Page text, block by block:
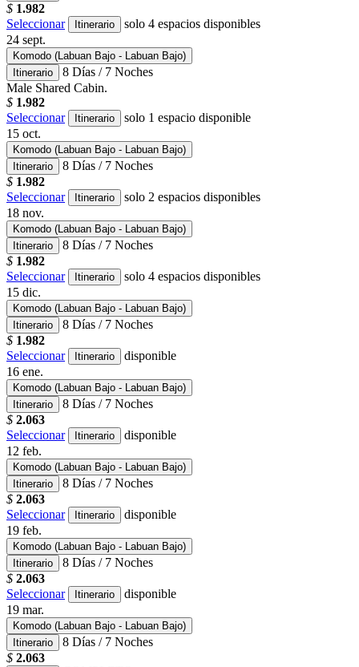
$ 1.982
Seleccionar
Itinerario
solo 4 espacios disponibles
24 sept.
Komodo (Labuan Bajo - Labuan Bajo)
Itinerario
8 Días / 7 Noches
Male Shared Cabin.
$ 1.982
Seleccionar
Itinerario
solo 1 espacio disponible
15 oct.
Komodo (Labuan Bajo - Labuan Bajo)
Itinerario
8 Días / 7 Noches
$ 1.982
Seleccionar
Itinerario
solo 2 espacios disponibles
18 nov.
Komodo (Labuan Bajo - Labuan Bajo)
Itinerario
8 Días / 7 Noches
$ 1.982
Seleccionar
Itinerario
solo 4 espacios disponibles
15 dic.
Komodo (Labuan Bajo - Labuan Bajo)
Itinerario
8 Días / 7 Noches
$ 1.982
Seleccionar
Itinerario
disponible
16 ene.
Komodo (Labuan Bajo - Labuan Bajo)
Itinerario
8 Días / 7 Noches
$ 2.063
Seleccionar
Itinerario
disponible
12 feb.
Komodo (Labuan Bajo - Labuan Bajo)
Itinerario
8 Días / 7 Noches
$ 2.063
Seleccionar
Itinerario
disponible
19 feb.
Komodo (Labuan Bajo - Labuan Bajo)
Itinerario
8 Días / 7 Noches
$ 2.063
Seleccionar
Itinerario
disponible
19 mar.
Komodo (Labuan Bajo - Labuan Bajo)
Itinerario
8 Días / 7 Noches
$ 2.063